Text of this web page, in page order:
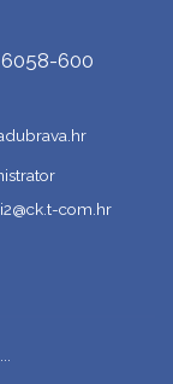
6058-600
com.hr